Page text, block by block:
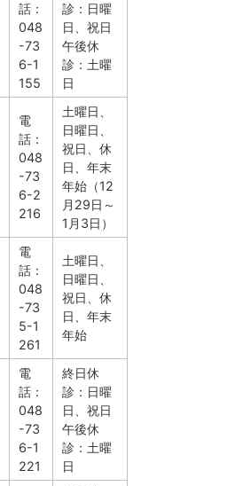
話：
048
-73
6-1
155
診：日曜
日、祝日
午後休
診：土曜
日
電
話：
048
-73
6-2
216
土曜日、
日曜日、
祝日、休
日、年末
年始（12
月29日～
1月3日）
電
話：
048
-73
5-1
261
土曜日、
日曜日、
祝日、休
日、年末
年始
電
話：
048
-73
6-1
221
終日休
診：日曜
日、祝日
午後休
診：土曜
日